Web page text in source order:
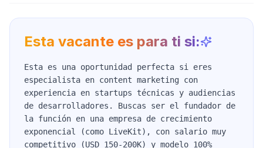
Esta vacante es para ti si:
Esta es una oportunidad perfecta si eres
especialista en content marketing con
experiencia en startups técnicas y audiencias
de desarrolladores. Buscas ser el fundador de
la función en una empresa de crecimiento
exponencial (como LiveKit), con salario muy
competitivo (USD 150-200K) y modelo 100%